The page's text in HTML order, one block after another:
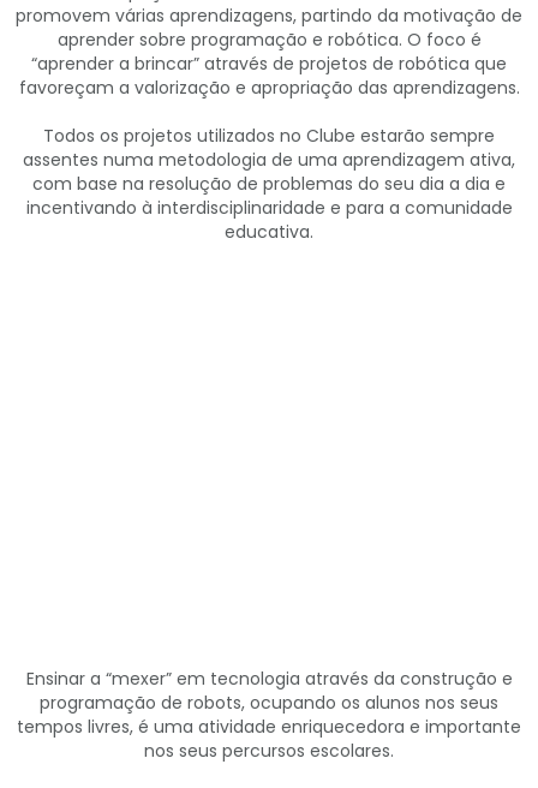
promovem várias aprendizagens, partindo da motivação de
aprender sobre programação e robótica. O foco é
“aprender a brincar” através de projetos de robótica que
favoreçam a valorização e apropriação das aprendizagens.
Todos os projetos utilizados no Clube estarão sempre
assentes numa metodologia de uma aprendizagem ativa,
com base na resolução de problemas do seu dia a dia e
incentivando à interdisciplinaridade e para a comunidade
educativa.
Ensinar a “mexer” em tecnologia através da construção e
programação de robots, ocupando os alunos nos seus
tempos livres, é uma atividade enriquecedora e importante
nos seus percursos escolares.